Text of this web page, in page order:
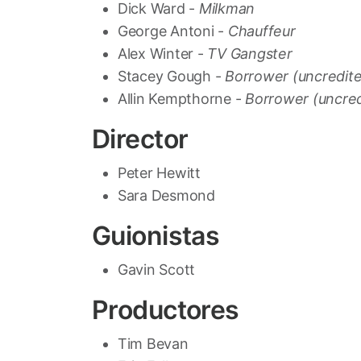
Dick Ward - Milkman
George Antoni - Chauffeur
Alex Winter - TV Gangster
Stacey Gough - Borrower
Allin Kempthorne - Borrower
Director
Peter Hewitt
Sara Desmond
Guionistas
Gavin Scott
Productores
Tim Bevan